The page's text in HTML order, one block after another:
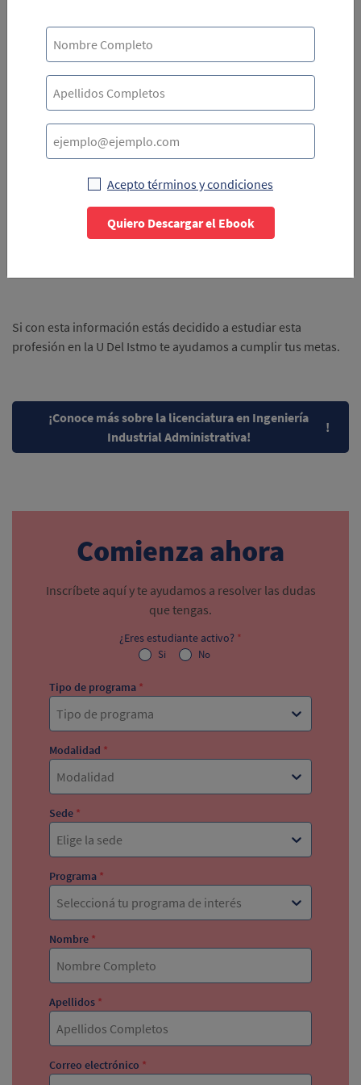
Materias que verás en Ingeniería Industrial Administrativa
El plan de estudios de esta carrera generalmente incluye:
Cálculo
contabilidad
Finanzas
conocimiento cientifico
Si con esta información estás decidido a estudiar esta
profesión en la U Del Istmo te ayudamos a cumplir tus metas.
¡Conoce más sobre la licenciatura en Ingeniería
Industrial Administrativa!
!
Comienza ahora
Inscríbete aquí y te ayudamos a resolver las dudas
que tengas.
¿Eres estudiante activo? *
Si No
Tipo de programa *
Tipo de programa
Modalidad *
Modalidad
Sede *
Elige la sede
Programa *
Seleccioná tu programa de interés
Nombre *
Apellidos *
Correo electrónico *
Acepto términos y condiciones
Quiero Descargar el Ebook